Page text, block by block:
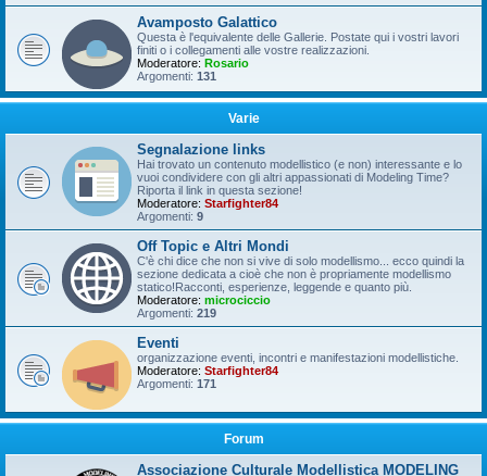
Avamposto Galattico
Questa è l'equivalente delle Gallerie. Postate qui i vostri lavori
finiti o i collegamenti alle vostre realizzazioni.
Moderatore: Rosario
Argomenti: 131
Varie
Segnalazione links
Hai trovato un contenuto modellistico (e non) interessante e lo
vuoi condividere con gli altri appassionati di Modeling Time?
Riporta il link in questa sezione!
Moderatore: Starfighter84
Argomenti: 9
Off Topic e Altri Mondi
C'è chi dice che non si vive di solo modellismo... ecco quindi la
sezione dedicata a cioè che non è propriamente modellismo
statico!Racconti, esperienze, leggende e quanto più.
Moderatore: microciccio
Argomenti: 219
Eventi
organizzazione eventi, incontri e manifestazioni modellistiche.
Moderatore: Starfighter84
Argomenti: 171
Forum
Associazione Culturale Modellistica MODELING